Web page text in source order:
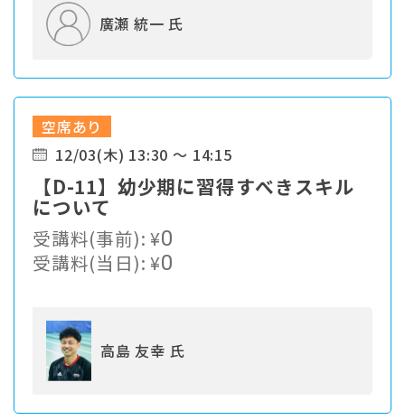
廣瀬 統一 氏
空席あり
12/03(木) 13:30 ～ 14:15
【D-11】幼少期に習得すべきスキル
について
受講料(事前):¥0
受講料(当日):¥0
高島 友幸 氏